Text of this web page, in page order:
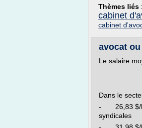
Thèmes liés
cabinet
cabinet
avocat
Le salaire
Dans le
- 26,83 $/
syndicales